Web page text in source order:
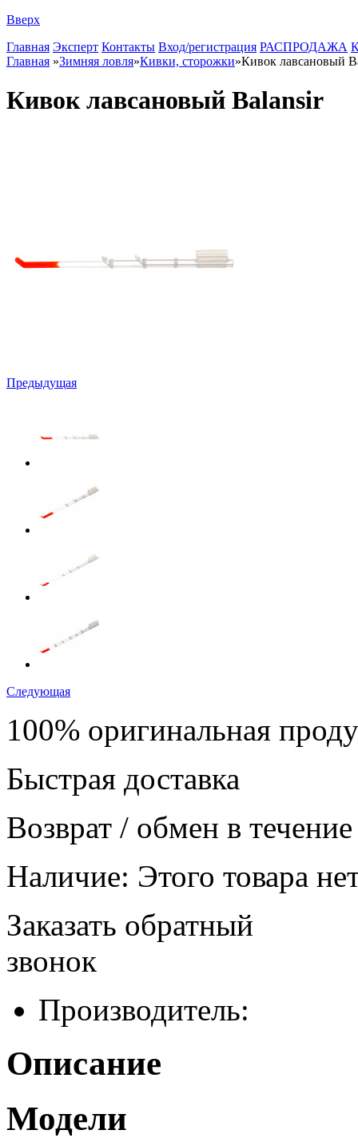
Вверх
Главная Эксперт Контакты Вход/регистрация РАСПРОДАЖА
Главная »Зимняя ловля»Кивки, сторожки»Кивок лавсановый
Кивок лавсановый Balansir
Предыдущая
Следующая
100% оригинальная
Быстрая доставка
Возврат / обмен в
Наличие: Этого товара
Заказать обратный
звонок
Производитель:
Описание
Модели